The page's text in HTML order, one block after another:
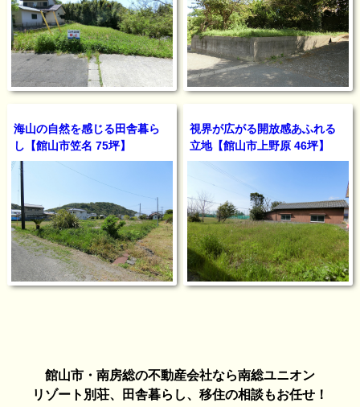
海山の自然を感じる田舎暮ら
し【館山市笠名 75坪】
視界が広がる開放感あふれる
立地【館山市上野原 46坪】
館山市・南房総の不動産会社なら南総ユニオン
リゾート別荘、田舎暮らし、移住の相談もお任せ！